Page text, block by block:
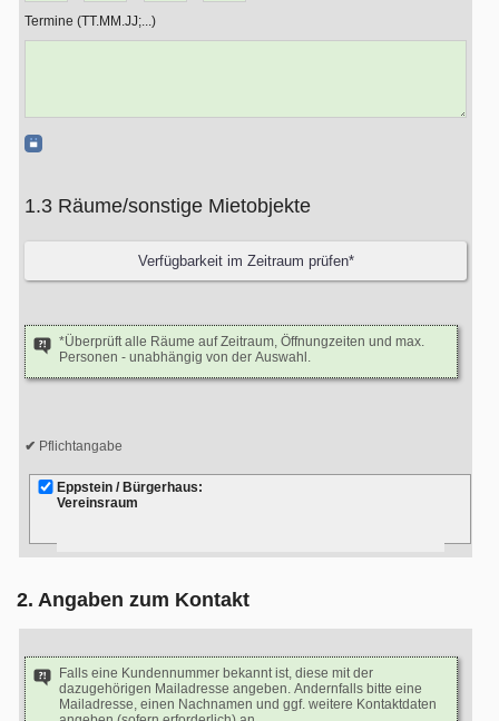
Termine (TT.MM.JJ;...)
1.3 Räume/sonstige Mietobjekte
*Überprüft alle Räume auf Zeitraum, Öffnungzeiten und max.
Personen - unabhängig von der Auswahl.
Pflichtangabe
Eppstein / Bürgerhaus:
Vereinsraum
2. Angaben zum Kontakt
Falls eine Kundennummer bekannt ist, diese mit der
dazugehörigen Mailadresse angeben. Andernfalls bitte eine
Mailadresse, einen Nachnamen und ggf. weitere Kontaktdaten